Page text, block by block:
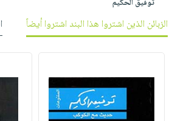
ملابس
مطرزات
حقائب
عناية
بالذات
بلا
نيل
وفرات
الشركة
لائحة
الأمنيات
الزبائن الذين اشتروا هذا البند اشتروا أيضاً